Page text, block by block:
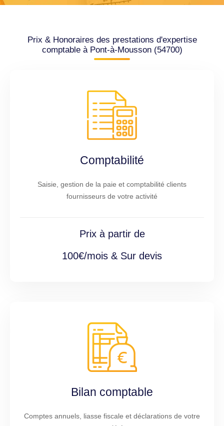
Prix & Honoraires des prestations d'expertise
comptable à Pont-à-Mousson (54700)
Comptabilité
Saisie, gestion de la paie et comptabilité clients
fournisseurs de votre activité
Prix à partir de
100€/mois & Sur devis
Bilan comptable
Comptes annuels, liasse fiscale et déclarations de votre